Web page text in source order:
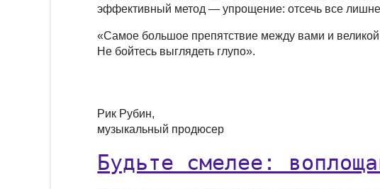
эффективный метод — упрощение: отсечь все
«Самое большое препятствие между вами и
Не бойтесь выглядеть глупо».
Рик Рубин,
музыкальный продюсер
Будьте смелее: